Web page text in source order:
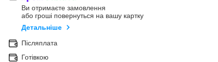
Ви отримаєте замовлення
або гроші повернуться на вашу картку
Детальніше
Післяплата
Готівкою